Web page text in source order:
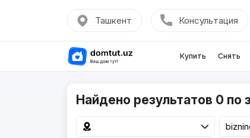
Ташкент Консультация
Купить Снять
Найдено результатов 0 по